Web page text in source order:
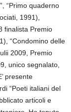
“Primo quaderno
1991),
finalista Premio
“Condomino delle
2009, Premio
unico segnalato,
presente
“Poeti italiani del
articoli e